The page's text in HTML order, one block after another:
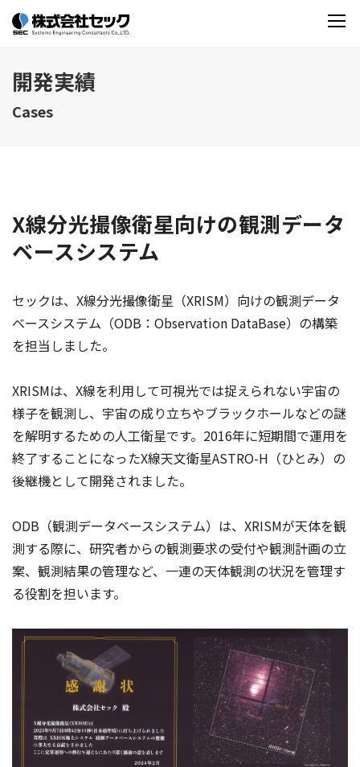
開発実績
Cases
X線分光撮像衛星向けの観測データ
ベースシステム
セックは、X線分光撮像衛星（XRISM）向けの観測データ
ベースシステム（ODB：Observation DataBase）の構築
を担当しました。
XRISMは、X線を利用して可視光では捉えられない宇宙の
様子を観測し、宇宙の成り立ちやブラックホールなどの謎
を解明するための人工衛星です。2016年に短期間で運用を
終了することになったX線天文衛星ASTRO-H（ひとみ）の
後継機として開発されました。
ODB（観測データベースシステム）は、XRISMが天体を観
測する際に、研究者からの観測要求の受付や観測計画の立
案、観測結果の管理など、一連の天体観測の状況を管理す
る役割を担います。